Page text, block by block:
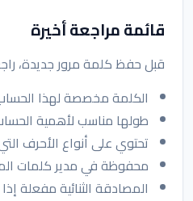
قائمة مراجعة أخيرة
قبل حفظ كلمة مرور جديدة،
الكلمة مخصصة لهذا
طولها مناسب لأهمية
تحتوي على أنواع الأحرف
محفوظة في مدير كلمات
المصادقة الثنائية مفعلة